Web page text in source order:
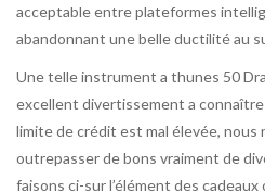
acceptable entre plateformes
abandonnant une belle ductilité au
Une telle instrument a thunes 50
excellent divertissement a connaître
limite de crédit est mal élevée, nous
outrepasser de bons vraiment de
faisons ci-sur l’élément des